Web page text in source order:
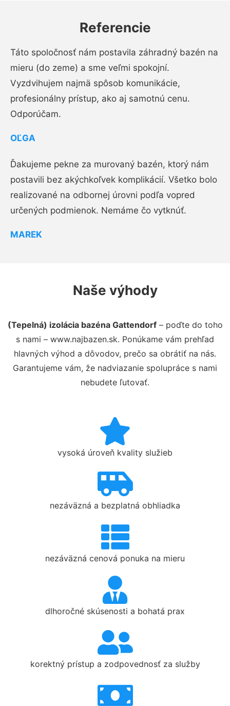
Referencie
Táto spoločnosť nám postavila záhradný bazén na
mieru (do zeme) a sme veľmi spokojní.
Vyzdvihujem najmä spôsob komunikácie,
profesionálny prístup, ako aj samotnú cenu.
Odporúčam.
OĽGA
Ďakujeme pekne za murovaný bazén, ktorý nám
postavili bez akýchkoľvek komplikácií. Všetko bolo
realizované na odbornej úrovni podľa vopred
určených podmienok. Nemáme čo vytknúť.
MAREK
Naše výhody
(Tepelná) izolácia bazéna Gattendorf– poďte do toho
s nami – www.najbazen.sk. Ponúkame vám prehľad
hlavných výhod a dôvodov, prečo sa obrátiť na nás.
Garantujeme vám, že nadviazanie spolupráce s nami
nebudete ľutovať.
vysoká úroveň kvality služieb
nezáväzná a bezplatná obhliadka
nezáväzná cenová ponuka na mieru
dlhoročné skúsenosti a bohatá prax
korektný prístup a zodpovednosť za služby